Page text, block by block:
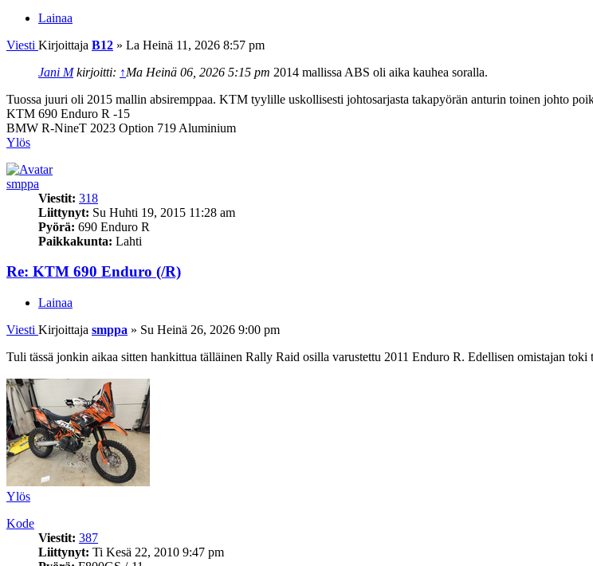
Lainaa
Viesti Kirjoittaja B12 » La Heinä 11, 2026 8:57 pm
Jani Mkirjoitti: ↑Ma Heinä 06, 2026 5:15 pm 2014 mallissa ABS oli aika kauhea soralla.
Tuossa juuri oli 2015 mallin absiremppaa. KTM tyylille uskollisesti johtosarjasta takapyörän anturin toinen johto
KTM 690 Enduro R -15
BMW R-NineT 2023 Option 719 Aluminium
Ylös
smppa
Viestit: 318
Liittynyt: Su Huhti 19, 2015 11:28 am
Pyörä: 690 Enduro R
Paikkakunta: Lahti
Re: KTM 690 Enduro (/R)
Lainaa
Viesti Kirjoittaja smppa » Su Heinä 26, 2026 9:00 pm
Tuli tässä jonkin aikaa sitten hankittua tälläinen Rally Raid osilla varustettu 2011 Enduro R. Edellisen omistajan
Ylös
Kode
Viestit: 387
Liittynyt: Ti Kesä 22, 2010 9:47 pm